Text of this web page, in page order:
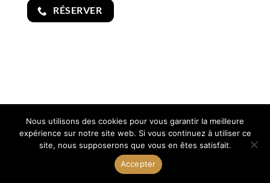
RÉSERVER
Visa PayPal Stripe MasterCard
CGV MENTIONS LÉGALES
Renaud Prégaldiny
Nous utilisons des cookies pour vous garantir la meilleure
expérience sur notre site web. Si vous continuez à utiliser ce
site, nous supposerons que vous en êtes satisfait.
Accepter